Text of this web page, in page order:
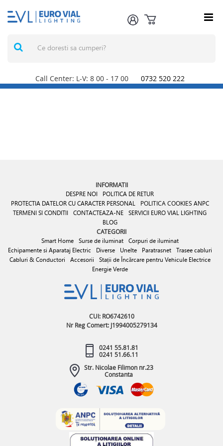
Call Center: L-V: 8 00 - 17 00 0732 520 222
INFORMATII
DESPRE NOI
POLITICA DE RETUR
PROTECTIA DATELOR CU CARACTER PERSONAL
POLITICA COOKIES ANPC
TERMENI SI CONDITII
CONTACTEAZA-NE SERVICII EURO VIAL LIGHTING
BLOG
CATEGORII
Smart Home Surse de iluminat
Corpuri de iluminat
Echipamente si Aparataj Electric
Diverse Unelte Paratrasnet
Trasee cabluri
Cabluri & Conductori
Accesorii
Stații de Încărcare pentru Vehicule Electrice
Energie Verde
CUI: RO6742610
Nr Reg Comert: J1994005279134
0241 55.81.81
0241 51.66.11
Str. Nicolae Filimon nr.23
Constanta